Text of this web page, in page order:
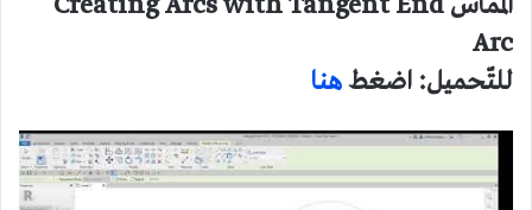
Arc
للتّحميل: اضغطهنا